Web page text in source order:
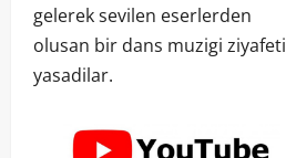
gelerek sevilen eserlerden
olusan bir dans muzigi ziyafeti
yasadilar.